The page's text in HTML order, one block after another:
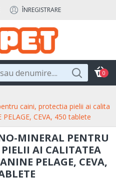
ÎNREGISTRARE
0
caini, protectia pielii ai calita
CEVA, 450 tablete
MINERAL PENTRU
AI CALITATEA
PELAGE, CEVA,